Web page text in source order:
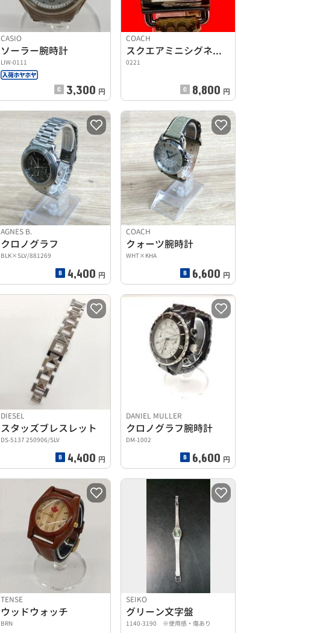
CASIO
ソーラー腕時計
LIW-0111
3,300 円
COACH
スクエアミニシグネチャー
0221
8,800 円
AGNES B.
クロノグラフ
BLK×SLV/881269
4,400 円
COACH
クォーツ腕時計
WHT×KHA
6,600 円
DIESEL
スタッズブレスレット
DS-5137 250906/SLV
4,400 円
DANIEL MULLER
クロノグラフ腕時計
DM-1002
6,600 円
TENSE
ウッドウォッチ
BRN
SEIKO
グリーン文字盤
1140-3190 ※使用感・傷あり